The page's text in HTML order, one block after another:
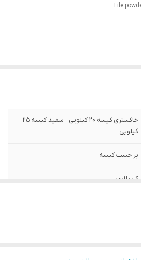
Tile
خاکستری کیسه 20 کیلویی - سفید کیسه 25
کیلویی
بر حسب کیسه
کی پلاس